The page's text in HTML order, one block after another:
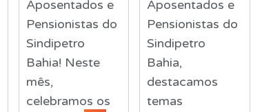
Aposentados e
Pensionistas do
Sindipetro
Bahia! Neste
mês,
celebramos os
Aposentados e
Pensionistas do
Sindipetro
Bahia,
destacamos
temas